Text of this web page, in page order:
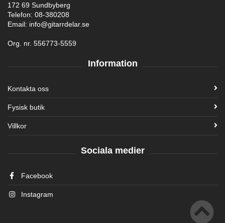
172 69 Sundbyberg
Telefon: 08-380208
Email: info@gitarrdelar.se
Org. nr. 556773-5559
Information
Kontakta oss
Fysisk butik
Villkor
Sociala medier
Facebook
Instagram